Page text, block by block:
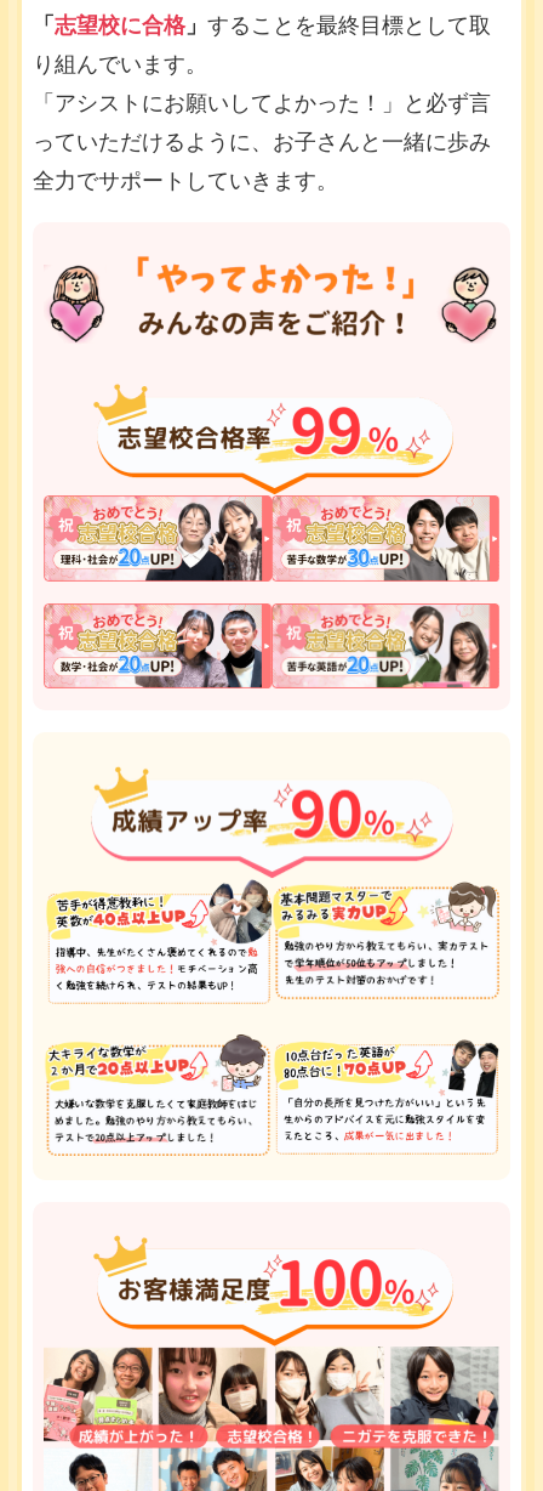
「 志望校に合格」 することを最終目標として取
り組んでいます。
「アシストにお願いしてよかった！」と必ず言
っていただけるように、お子さんと一緒に歩み
全力でサポートしていきます。